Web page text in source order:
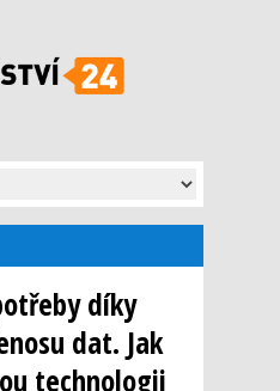
díky
dat. Jak
technologii